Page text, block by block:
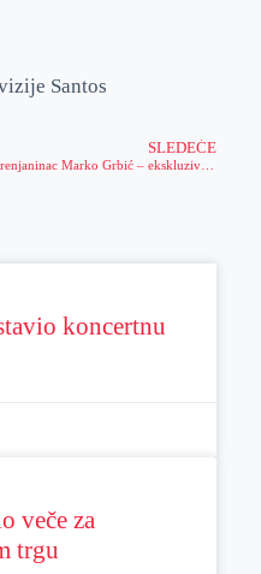
Santos
SLEDEĆE
koncertnu
veče za
trgu